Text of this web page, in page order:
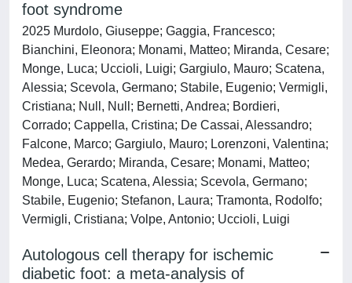
foot syndrome
2025 Murdolo, Giuseppe; Gaggia, Francesco;
Bianchini, Eleonora; Monami, Matteo; Miranda, Cesare;
Monge, Luca; Uccioli, Luigi; Gargiulo, Mauro; Scatena,
Alessia; Scevola, Germano; Stabile, Eugenio; Vermigli,
Cristiana; Null, Null; Bernetti, Andrea; Bordieri,
Corrado; Cappella, Cristina; De Cassai, Alessandro;
Falcone, Marco; Gargiulo, Mauro; Lorenzoni, Valentina;
Medea, Gerardo; Miranda, Cesare; Monami, Matteo;
Monge, Luca; Scatena, Alessia; Scevola, Germano;
Stabile, Eugenio; Stefanon, Laura; Tramonta, Rodolfo;
Vermigli, Cristiana; Volpe, Antonio; Uccioli, Luigi
Autologous cell therapy for ischemic
diabetic foot: a meta-analysis of